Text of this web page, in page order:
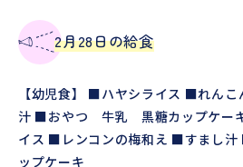
2月28日の給食
【幼児食】 ■ハヤシライス ■れん
汁 ■おやつ 牛乳 黒糖カップケー
イス ■レンコンの梅和え ■すまし
ップケーキ